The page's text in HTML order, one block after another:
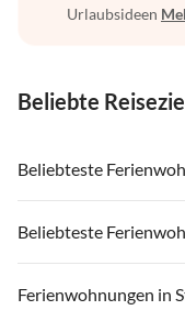
Urlaubsideen
Beliebte
Beliebteste
Ferienwohnungen in
Ferienwohnungen in
Beliebteste
Ferienwohnungen in
Ferienwohnungen in